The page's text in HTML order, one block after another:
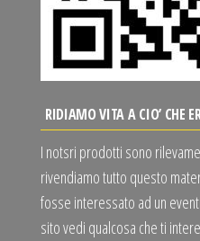
RIDIAMO VITA A CIO’ CHE
I notsri prodotti sono
rivendiamo tutto questo
fosse interessato ad un
sito vedi qualcosa che ti